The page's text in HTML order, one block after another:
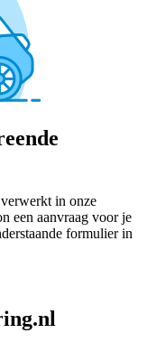
in onze
een aanvraag voor je
formulier in